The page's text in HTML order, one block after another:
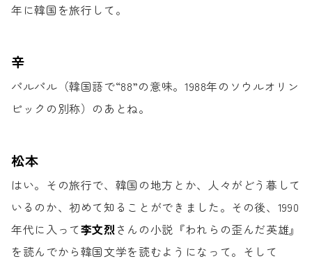
年に韓国を旅行して。
辛
パルパル（韓国語で“88”の意味。 1988年のソウルオリン
ピックの別称）のあとね。
松本
はい。その旅行で、韓国の地方とか、 人々がどう暮して
いるのか、初めて知ることができました。 その後、1990
年代に入って李文烈さんの小説『われらの歪んだ英雄』
を読んでから韓国文学を読むようになって。 そして